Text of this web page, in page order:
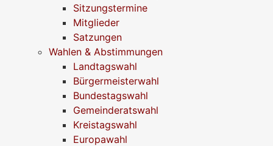
Sitzungstermine
Mitglieder
Satzungen
Wahlen & Abstimmungen
Landtagswahl
Bürgermeisterwahl
Bundestagswahl
Gemeinderatswahl
Kreistagswahl
Europawahl